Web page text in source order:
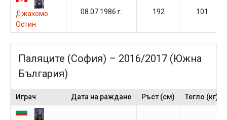
Джакомо
Остин
08.07.1986 г. 192 101
Паляците (София) – 2016/2017 (Южна
България)
Играч Дата на раждане Ръст (см) Тегло (кг)